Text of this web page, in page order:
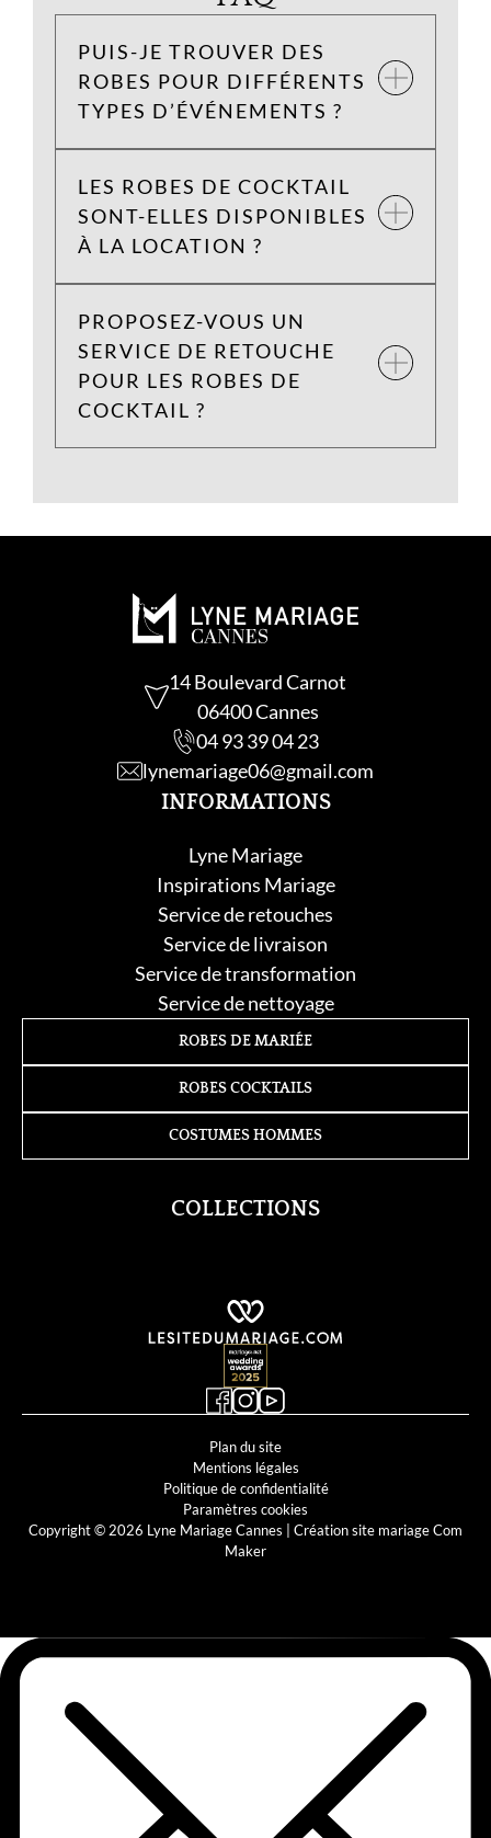
PUIS-JE TROUVER DES
ROBES POUR DIFFÉRENTS
TYPES D’ÉVÉNEMENTS ?
LES ROBES DE COCKTAIL
SONT-ELLES DISPONIBLES
À LA LOCATION ?
PROPOSEZ-VOUS UN
SERVICE DE RETOUCHE
POUR LES ROBES DE
COCKTAIL ?
14 Boulevard Carnot
06400 Cannes
04 93 39 04 23
lynemariage06@gmail.com
INFORMATIONS
Lyne Mariage
Inspirations Mariage
Service de retouches
Service de livraison
Service de transformation
Service de nettoyage
COLLECTIONS
ROBES DE MARIÉE
ROBES COCKTAILS
COSTUMES HOMMES
Plan du site
Mentions légales
Politique de confidentialité
Paramètres cookies
Copyright © 2026 Lyne Mariage Cannes | Création site mariage Com
Maker